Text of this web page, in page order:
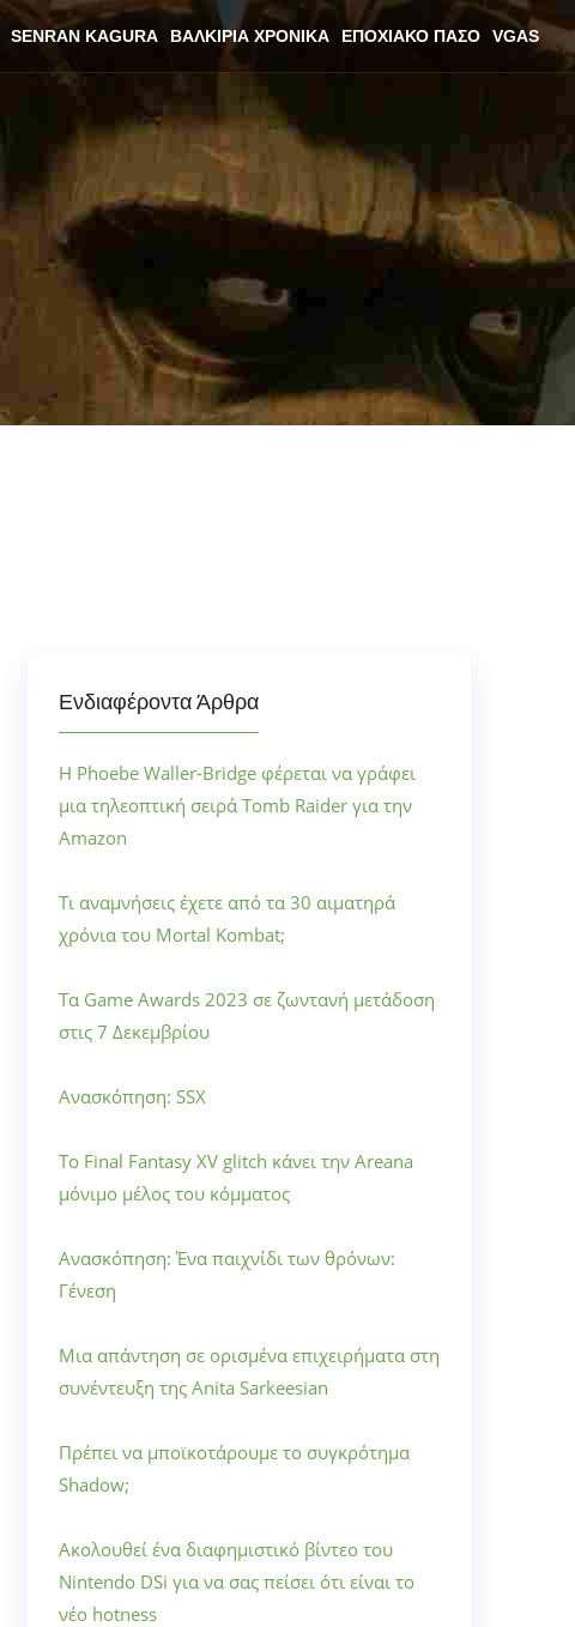
SENRAN KAGURA ΒΑΛΚΊΡΙΑ ΧΡΟΝΙΚΆ ΕΠΟΧΙΑΚΌ ΠΆΣΟ VGAS
Ενδιαφέροντα Άρθρα
Η Phoebe Waller-Bridge φέρεται να γράφει
μια τηλεοπτική σειρά Tomb Raider για την
Amazon
Τι αναμνήσεις έχετε από τα 30 αιματηρά
χρόνια του Mortal Kombat;
Τα Game Awards 2023 σε ζωντανή μετάδοση
στις 7 Δεκεμβρίου
Ανασκόπηση: SSX
Το Final Fantasy XV glitch κάνει την Areana
μόνιμο μέλος του κόμματος
Ανασκόπηση: Ένα παιχνίδι των θρόνων:
Γένεση
Μια απάντηση σε ορισμένα επιχειρήματα στη
συνέντευξη της Anita Sarkeesian
Πρέπει να μποϊκοτάρουμε το συγκρότημα
Shadow;
Ακολουθεί ένα διαφημιστικό βίντεο του
Nintendo DSi για να σας πείσει ότι είναι το
νέο hotness